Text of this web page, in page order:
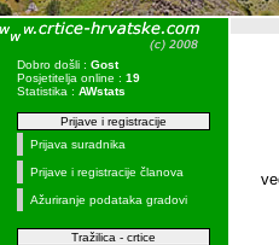
Dobro došli : Gost
Posjetitelja online : 19
Statistika : AWstats
Prijave i registracije
Prijava suradnika
Prijave i registracije članova
Ažuriranje podataka gradovi
Tražilica - crtice